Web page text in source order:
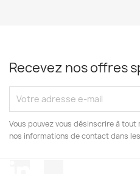
Recevez nos offres
Vous pouvez vous désinscrire à
nos informations de contact dans